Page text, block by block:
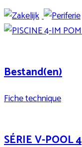
Bestand(en)
Fiche technique
SÉRIE V-POOL 4